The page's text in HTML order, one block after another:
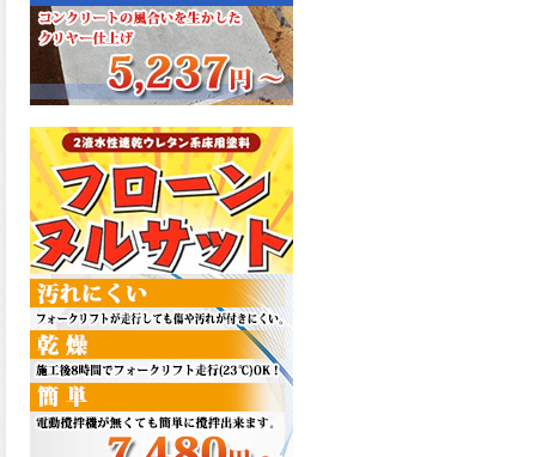
2026.06.29
コストを重視しした材料で、
優れた性能と高品質で高度な
防水機能を発揮、フローン12
た。ご購入はこちらから。
2026.06.29
数多くの施工実績を持つ信頼
性の高い塗材 優れた性能と高
品質で高度な防水機能を発
揮、フローン11が新しく販売
開始致しました。ご購入はこ
ちらから。
2026.05.26
コンクリート特有の質感やム
ラ感と溶け合うように広がる
色彩が床と壁を印象的に仕上
げる、アクアカラー デュオト